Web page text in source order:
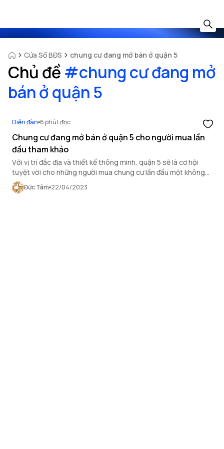
Cửa Sổ BĐS chung cư đang mở bán ở quận 5
Chủ đề #chung cư đang mở
bán ở quận 5
Diễn đàn 6 phút đọc
Chung cư đang mở bán ở quận 5 cho người mua lần
đầu tham khảo
Với vị trí đắc địa và thiết kế thông minh, quận 5 sẽ là cơ hội
tuyệt vời cho những người mua chung cư lần đầu một không
gian sống hiện đại và tiện nghi.
Đức Tâm 22/04/2023